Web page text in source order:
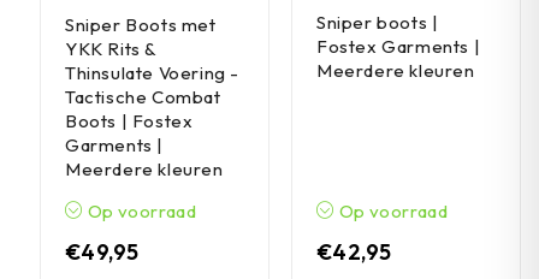
Sniper Boots met
YKK Rits &
Thinsulate Voering -
Tactische Combat
Boots | Fostex
Garments |
Meerdere kleuren
Op voorraad
€49,95
Sniper boots |
Fostex Garments |
Meerdere kleuren
Op voorraad
€42,95